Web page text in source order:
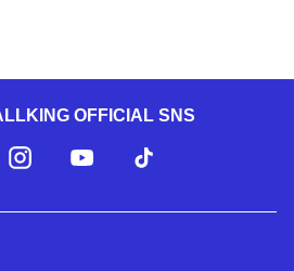
OFFICIAL SNS